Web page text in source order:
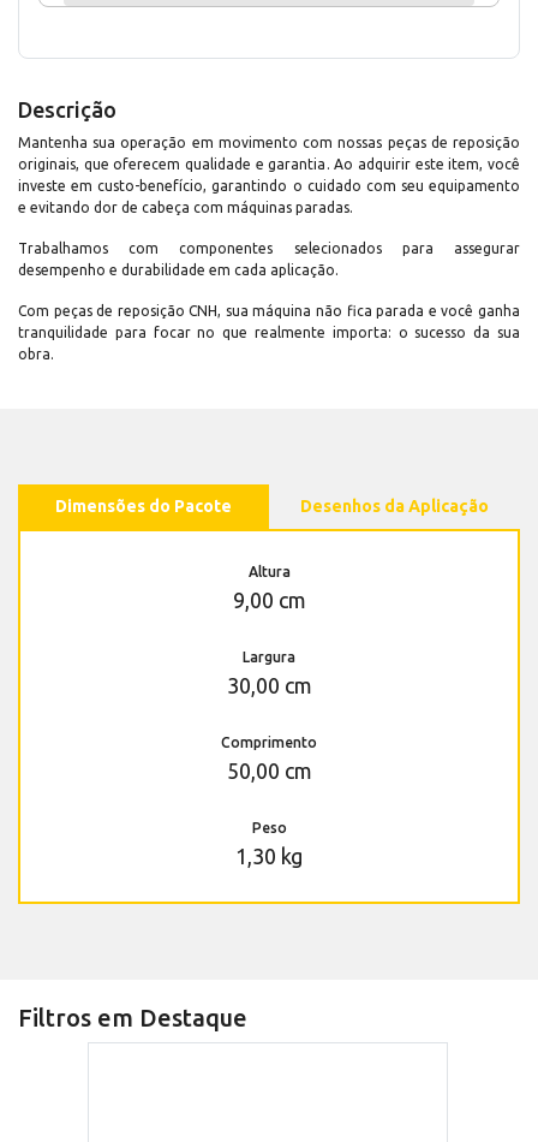
Descrição
Mantenha sua operação em movimento com nossas peças de reposição
originais, que oferecem qualidade e garantia. Ao adquirir este item, você
investe em custo-benefício, garantindo o cuidado com seu equipamento
e evitando dor de cabeça com máquinas paradas.
Trabalhamos com componentes selecionados para assegurar
desempenho e durabilidade em cada aplicação.
Com peças de reposição CNH, sua máquina não fica parada e você ganha
tranquilidade para focar no que realmente importa: o sucesso da sua
obra.
Dimensões do Pacote Desenhos da Aplicação
Altura
9,00 cm
Largura
30,00 cm
Comprimento
50,00 cm
Peso
1,30 kg
Filtros em Destaque